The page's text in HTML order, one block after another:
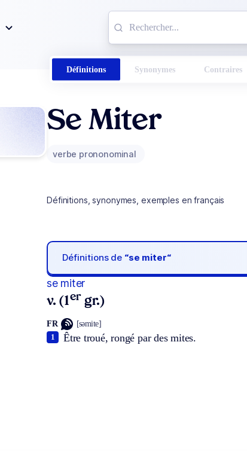
Définitions Synonymes Contraires
Se Miter
verbe prononominal
Définitions, synonymes, exemples en français
Définitions de “se miter“
se miter
v. (1er gr.)
FR [səmite]
Être troué, rongé par des mites.
1